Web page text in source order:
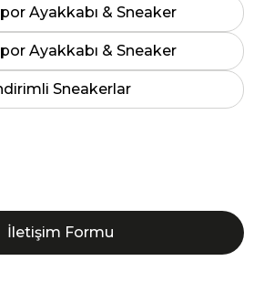
Ayakkabı & Sneaker
Ayakkabı & Sneaker
Sneakerlar
İletişim Formu